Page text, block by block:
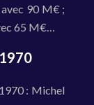
90 M€ ;
65 M€…
: Michel